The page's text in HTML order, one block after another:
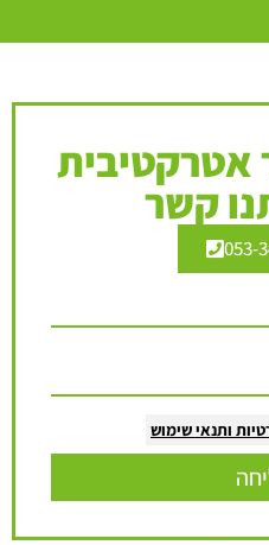
קשר
053-
ותנאי שימוש